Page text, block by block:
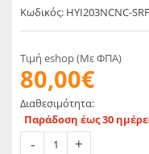
Κωδικός: HYI203NCNC-
Τιμή eshop (Με ΦΠΑ)
80,00€
Διαθεσιμότητα:
Παράδοση έως 30